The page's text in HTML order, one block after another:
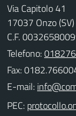
Via Capitolo 41
17037 Onzo (SV)
C.F.
Telefono:
Fax:
E-mail:
PEC: